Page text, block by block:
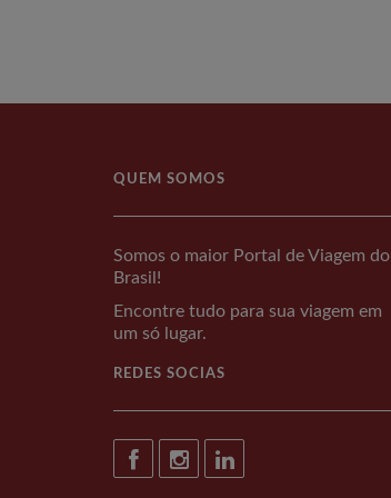
QUEM SOMOS
Somos o maior Portal de Viagem do
Brasil!
Encontre tudo para sua viagem em
um só lugar.
REDES SOCIAS